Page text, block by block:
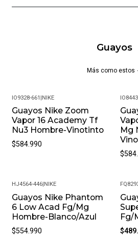
Ofrecerte Las Últimas
Compres Con Total Confianza.
Atención Al Cliente Excepcional:
Siempre Disponible Para
Consulta O Inconveniente. Nos
Un Servicio Al Cliente De
Preguntas Frecuentes
¿Sus Productos Son Originales?
Colombia, Solo Vendemos
Somos Distribuidores Autorizados
Estar Seguro De Que Recibirás
Guayos
Más como estos
IO9328-661 |NIKE
Guayos Nike Zoom
Vapor 16 Academy Tf
Nu3 Hombre-Vinotinto
$584.990
Mg
HJ4564-446| NIKE
Guayos Nike Phantom
6 Low Acad Fg/Mg
Hombre-Blanco/Azul
$554.990
-
Fg/